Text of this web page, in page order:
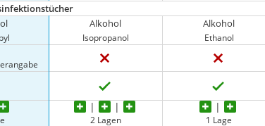
Alkohol
Isopropanol
Alkohol
Ethanol
2 Lagen 1 Lage